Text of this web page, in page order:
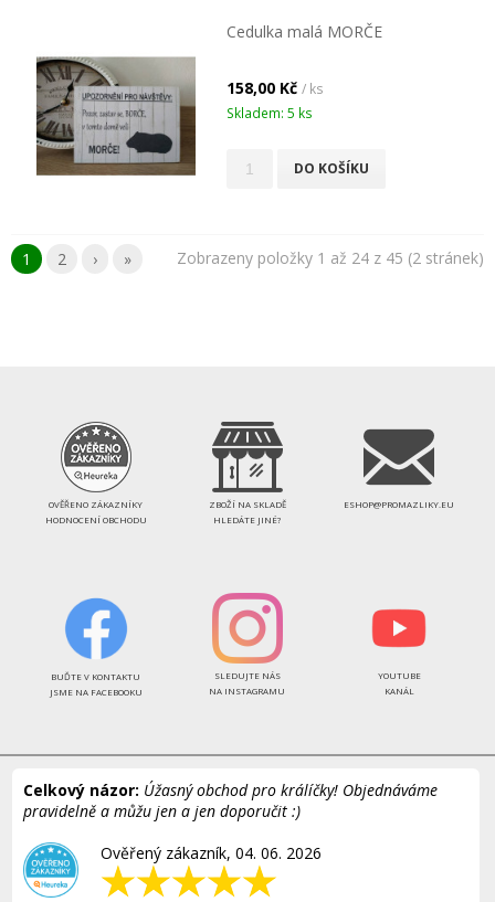
Cedulka malá MORČE
158,00 Kč / ks
Skladem: 5 ks
DO KOŠÍKU
1 2 › » Zobrazeny položky 1 až 24 z 45 (2 stránek)
OVĚŘENO ZÁKAZNÍKY
HODNOCENÍ OBCHODU
ZBOŽÍ NA SKLADĚ
HLEDÁTE JINÉ?
ESHOP@PROMAZLIKY.EU
BUĎTE V KONTAKTU
JSME NA FACEBOOKU
SLEDUJTE NÁS
NA INSTAGRAMU
YOUTUBE
KANÁL
Celkový názor: Úžasný obchod pro králíčky! Objednáváme
pravidelně a můžu jen a jen doporučit :)
Ověřený zákazník, 04. 06. 2026